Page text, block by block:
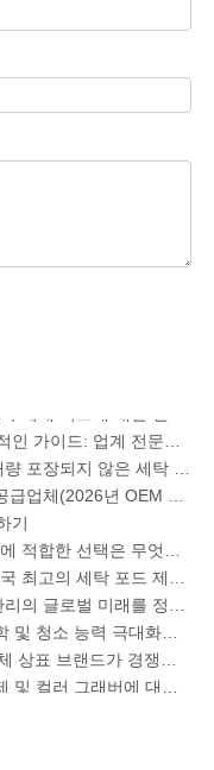
대. 정제 대. 가루
고품질 세탁 캡슐을 식별하기 위한 궁극적인 가이드: 업계 전문가의 관점
지속 가능한 청소의 미래: 리필 상점이 대량 포장되지 않은 세탁 세제 시트를 수용하는 이유
세계 상위 6대 상업용 식기세척기 세제 공급업체(2026년 OEM 및 구매자 가이드)
기
세탁 포드를 올바르게 사용하는 방법: 중국 최고의 세탁 포드 제조업체가 전하는 전문가의 통찰력
클린의 진화: 고성능 세탁 포드가 직물 관리의 글로벌 미래를 정의하는 이유
세탁 포드에 대한 최종 가이드: 안전, 과학 및 청소 능력 극대화에 대한 전문가의 통찰력
세계 10대 세제 브랜드(2026) - OEM/자체 상표 브랜드가 경쟁할 수 있는 방법
현대 직물 관리 과학: 세탁물 포드, 유연제 및 컬러 그래버에 대한 전문 가이드
OEM 세탁 포드 제조업체 가이드: 글로벌 브랜드를 위한 보다 안전한 고성능 세제 포드를 설계하는 방법